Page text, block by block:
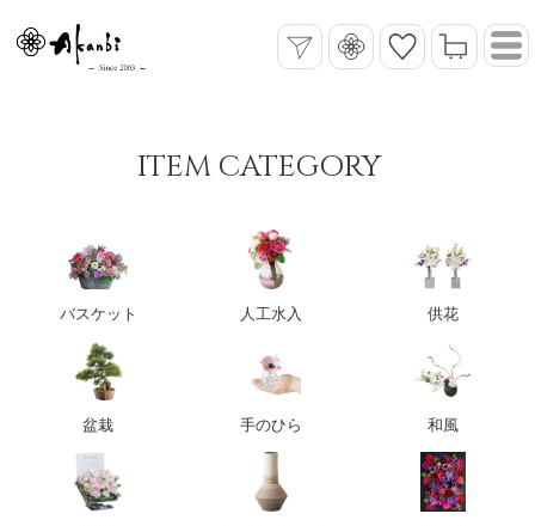
ITEM CATEGORY
バスケット 人工水入 供花
盆栽 手のひら 和風